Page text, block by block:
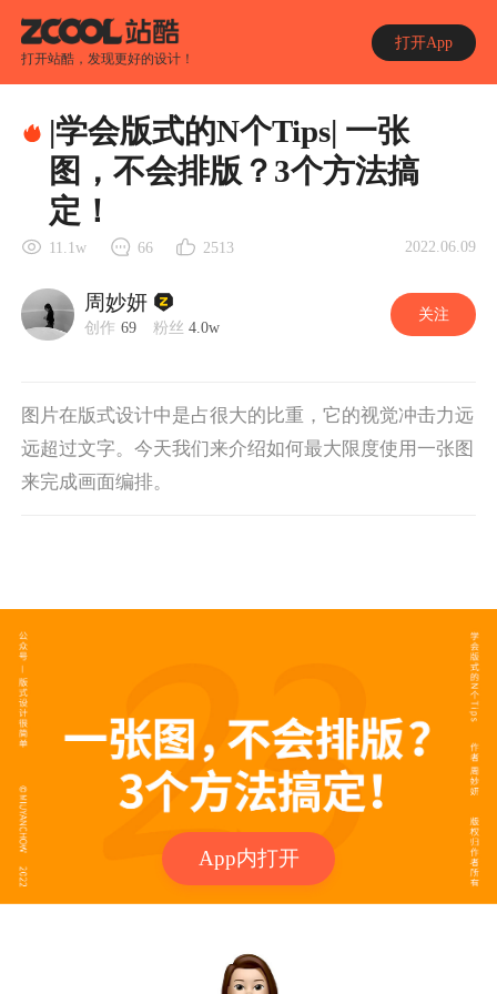
打开站酷，发现更好的设计！
打开App
App内打开
|学会版式的N个Tips| 一张
图，不会排版？3个方法搞
定！
11.1w 66 2513 2022.06.09
周妙妍
创作 69 粉丝 4.0w
关注
图片在版式设计中是占很大的比重，它的视觉冲击力远
远超过文字。今天我们来介绍如何最大限度使用一张图
来完成画面编排。